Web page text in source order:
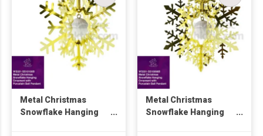
Metal Christmas
Snowflake Hanging
Metal Christmas
Snowflake Hanging